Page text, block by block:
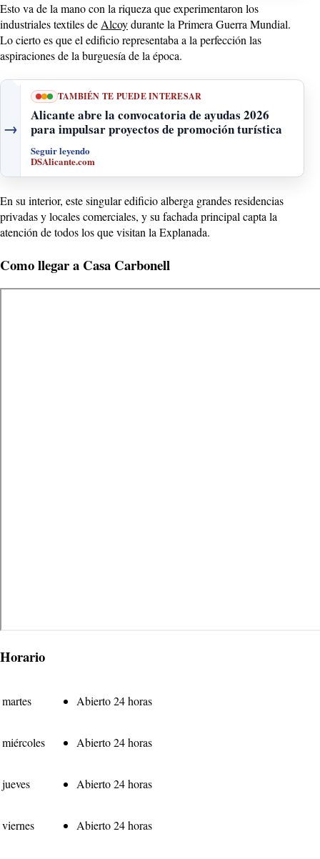
Esto va de la mano con la riqueza que experimentaron los
industriales textiles deAlcoydurante la Primera Guerra Mundial.
Lo cierto es que el edificio representaba a la perfección las
aspiraciones de la burguesía de la época.
→
TAMBIÉN TE PUEDE INTERESAR
Alicante abre la convocatoria de ayudas 2026
para impulsar proyectos de promoción turística
Seguir leyendo
DSAlicante.com
En su interior, este singular edificio alberga grandes residencias
privadas y locales comerciales, y su fachada principal capta la
atención de todos los que visitan la Explanada.
Como llegar a Casa Carbonell
Horario
martes Abierto 24 horas
miércoles Abierto 24 horas
jueves Abierto 24 horas
viernes Abierto 24 horas